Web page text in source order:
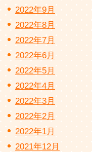
2022年9月
2022年8月
2022年7月
2022年6月
2022年5月
2022年4月
2022年3月
2022年2月
2022年1月
2021年12月